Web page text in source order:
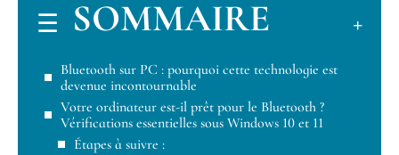
SOMMAIRE
Bluetooth sur PC : pourquoi cette technologie est
devenue incontournable
Votre ordinateur est-il prêt pour le Bluetooth ?
Vérifications essentielles sous Windows 10 et 11
Étapes à suivre :